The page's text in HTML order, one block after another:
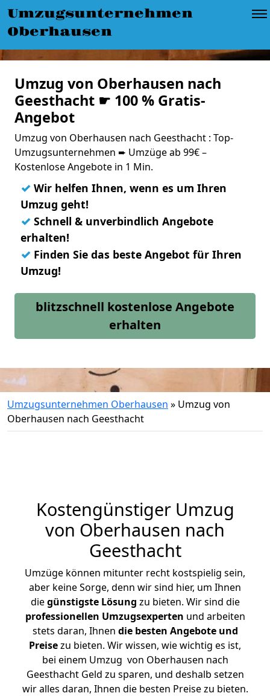
Umzugsunternehmen
Oberhausen
Umzug von Oberhausen nach
Geesthacht ☛ 100 % Gratis-
Angebot
Umzug von Oberhausen nach Geesthacht : Top-
Umzugsunternehmen ➨ Umzüge ab 99€ –
Kostenlose Angebote in 1 Min.
✓ Wir helfen Ihnen, wenn es um Ihren
Umzug geht!
✓ Schnell & unverbindlich Angebote
erhalten!
✓ Finden Sie das beste Angebot für Ihren
Umzug!
blitzschnell kostenlose Angebote
erhalten
Umzugsunternehmen Oberhausen » Umzug von
Oberhausen nach Geesthacht
Kostengünstiger Umzug
von Oberhausen nach
Geesthacht
Umzüge können mitunter recht kostspielig sein,
aber keine Sorge, denn wir sind hier, um Ihnen
diegünstigste Lösung zu bieten. Wir sind die
professionellen Umzugsexperten und arbeiten
stets daran, Ihnen die besten Angebote und
Preisezu bieten. Wir wissen, wie wichtig es ist,
bei einem Umzug von Oberhausen nach
Geesthacht Geld zu sparen, und deshalb setzen
wir alles daran, Ihnen die besten Preise zu bieten.